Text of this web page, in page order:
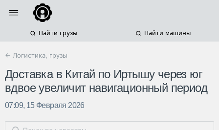
Найти грузы Найти машины
← Логистика, грузы
Доставка в Китай по Иртышу через юг
вдвое увеличит навигационный период
07:09, 15 Февраля 2026